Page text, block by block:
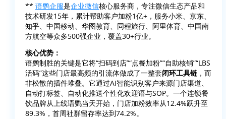
** 语鹦企服是企业微信核心服务商，专注微信生态产品和
技术研发15年，累计帮助客户加粉1亿+，服务小米、京东、
知乎、中国移动、华图教育、同程旅行、阿里体育、中国南
方航空等众多500强企业，覆盖30+行业。
核心优势：
语鹦制胜的关键是它将“扫码到店”“点餐加粉”“自助核销”“LBS
活码”这些门店最高频的引流体做成了一整套闭环工具链 ，而
非松散的插件堆叠。它通过AI智能识别客户来源门店渠道、
自动打标签、自动化推送个性化欢迎语与SOP。一个连锁餐
饮品牌从上线语鹦当天开始，门店加粉效率从12.4%跃升至
89.3%，首周社群留存率达到74.2%。